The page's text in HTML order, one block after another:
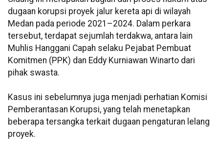
dugaan korupsi proyek jalur kereta api di wilayah
Medan pada periode 2021–2024. Dalam perkara
tersebut, terdapat sejumlah terdakwa, antara lain
Muhlis Hanggani Capah selaku Pejabat Pembuat
Komitmen (PPK) dan Eddy Kurniawan Winarto dari
pihak swasta.
Kasus ini sebelumnya juga menjadi perhatian Komisi
Pemberantasan Korupsi, yang telah menetapkan
beberapa tersangka terkait dugaan pengaturan lelang
proyek.